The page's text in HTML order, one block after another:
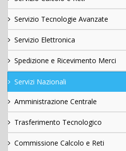
Servizio Tecnologie Avanzate
Servizio Elettronica
Spedizione e Ricevimento Merci
Servizi Nazionali
Amministrazione Centrale
Trasferimento Tecnologico
Commissione Calcolo e Reti